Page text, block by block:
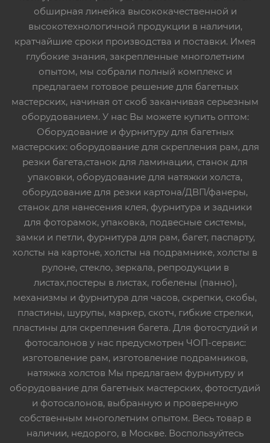
обширная линейка высококачественной и
высокотехнологичной продукции в наличии,
кратчайшие сроки производства и поставки. Имея
глубокие знания, закрепленные многолетним
опытом, мы собрали полный комплекс и
предлагаем готовое решение для багетных
мастерских, начиная от скоб заканчивая серьезным
оборудованием. У нас Вы можете купить оптом:
Оборудование и фурнитуру для багетных
мастерских: оборудование для скрепления рам, для
резки багета,станок для ламинации, станок для
упаковки, оборудование для натяжки холста,
оборудование для резки картона/ДВП/фанеры,
станок для нанесения клея, фурнитура и задники
для фоторамок, упаковка, подвесные системы,
замки и петли, фурнитура для рам, багет, паспарту,
холсты на картоне, холсты на подрамнике, холсты в
рулоне, стекло, зеркала, репродукции в
листах,постеры в листах, гобелены (панно),
механизмы и фурнитура для часов, скрепки, скобы,
пластины, шурупы, маркер, скотч, гибкие стрелки,
пластины для скрепления багета. Для фотостудий и
фотосалонов у нас предусмотрен ЧОП-сервис:
изготовление рам, изготовление подрамников,
натяжка холстов Мы предлагаем фурнитуру и
оборудование для багетных мастерских, фотостудий
и фотосалонов, выбранную и проверенную
собственным многолетним опытом. Весь товар в
наличии, недорого, в Москве. Воспользуйтесь